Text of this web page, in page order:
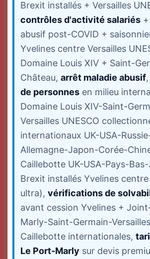
Brexit installés + Versailles
contrôles d'activité salariés
abusif post-COVID +
Yvelines centre Versailles
Domaine Louis XIV + Saint-
Château, arrêt maladie abusif,
de personnes en milieu
Domaine Louis XIV-Saint-
Versailles UNESCO
internationaux UK-USA-
Allemagne-Japon-Corée-
Caillebotte UK-USA-Pays-
Brexit installés Yvelines
ultra), vérifications de
avant cession Yvelines +
Marly-Saint-Germain-
Caillebotte internationales,
Le Port-Marly sur devis